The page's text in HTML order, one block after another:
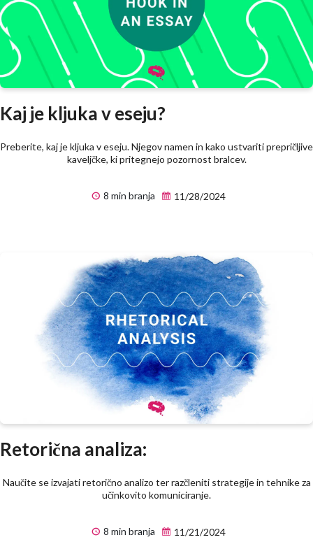
Kaj je kljuka v eseju?
Preberite, kaj je kljuka v eseju. Njegov namen in kako ustvariti prepričljive
kaveljčke, ki pritegnejo pozornost bralcev.
8 min branja 11/28/2024
Retorična analiza:
Naučite se izvajati retorično analizo ter razčleniti strategije in tehnike za
učinkovito komuniciranje.
8 min branja 11/21/2024